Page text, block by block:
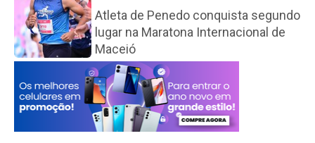
Atleta de Penedo conquista segundo
lugar na Maratona Internacional de
Maceió